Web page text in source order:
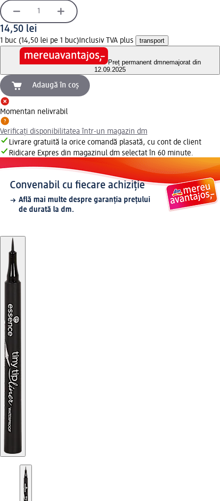
14,50 lei
1 buc (14,50 lei pe 1 buc) Inclusiv TVA plus transport
Preț permanent dmnemajorat din
12.09.2025
Adaugă în coș
Momentan nelivrabil
Verificați disponibilitatea într-un magazin dm
Livrare gratuită la orice comandă plasată, cu cont de client
Ridicare Expres din magazinul dm selectat în 60 minute.
Convenabil cu fiecare achiziție
Află mai multe despre garanția prețului
de durată la dm.